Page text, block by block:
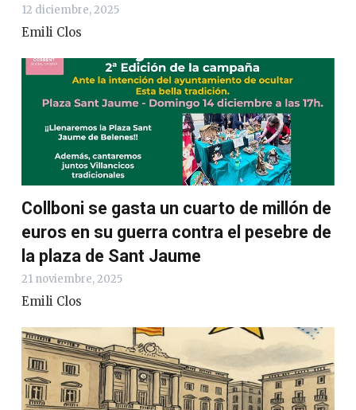
12 diciembre, 2025
Emili Clos
Collboni se gasta un cuarto de millón de
euros en su guerra contra el pesebre de
la plaza de Sant Jaume
21 noviembre, 2025
Emili Clos